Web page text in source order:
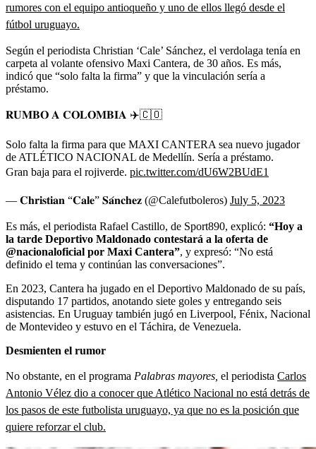
rumores con el equipo antioqueño y uno de ellos llegó desde el
fútbol uruguayo.
Según el periodista Christian ‘Cale’ Sánchez, el verdolaga tenía en
carpeta al volante ofensivo Maxi Cantera, de 30 años. Es más,
indicó que “solo falta la firma” y que la vinculación sería a
préstamo.
𝐑𝐔𝐌𝐁𝐎 𝐀 𝐂𝐎𝐋𝐎𝐌𝐁𝐈𝐀 ✈️🇨🇴
Solo falta la firma para que MAXI CANTERA sea nuevo jugador
de ATLÉTICO NACIONAL de Medellín. Sería a préstamo.
Gran baja para el rojiverde. pic.twitter.com/dU6W2BUdE1
— 𝐂𝐡𝐫𝐢𝐬𝐭𝐢𝐚𝐧 “𝐂𝐚𝐥𝐞” 𝐒𝐚́𝐧𝐜𝐡𝐞𝐳 (@Calefutboleros) July 5, 2023
Es más, el periodista Rafael Castillo, de Sport890, explicó: “Hoy a
la tarde Deportivo Maldonado contestará a la oferta de
@nacionaloficial por Maxi Cantera”, y expresó: “No está
definido el tema y continúan las conversaciones”.
En 2023, Cantera ha jugado en el Deportivo Maldonado de su país,
disputando 17 partidos, anotando siete goles y entregando seis
asistencias. En Uruguay también jugó en Liverpool, Fénix, Nacional
de Montevideo y estuvo en el Táchira, de Venezuela.
Desmienten el rumor
No obstante, en el programa Palabras mayores, el periodista Carlos
Antonio Vélez dio a conocer que Atlético Nacional no está detrás de
los pasos de este futbolista uruguayo, ya que no es la posición que
quiere reforzar el club.